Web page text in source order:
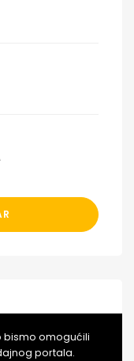
bismo omogućili
portala.